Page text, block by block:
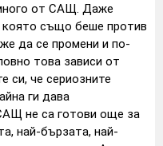
от САЩ. Даже
която също беше против
да се промени и по-
това зависи от
си, че сериозните
ги дава
не са готови още за
най-бързата, най-